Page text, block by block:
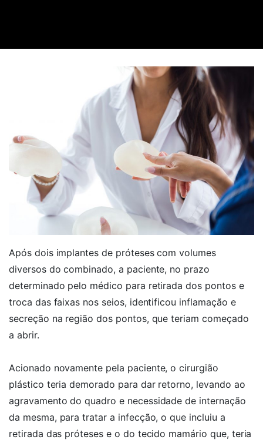
Após dois implantes de próteses com volumes
diversos do combinado, a paciente, no prazo
determinado pelo médico para retirada dos pontos e
troca das faixas nos seios, identificou inflamação e
secreção na região dos pontos, que teriam começado
a abrir.
Acionado novamente pela paciente, o cirurgião
plástico teria demorado para dar retorno, levando ao
agravamento do quadro e necessidade de internação
da mesma, para tratar a infecção, o que incluiu a
retirada das próteses e o do tecido mamário que, teria